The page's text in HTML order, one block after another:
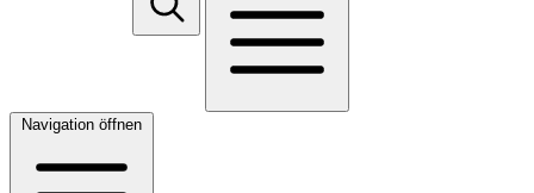
Navigation öffnen